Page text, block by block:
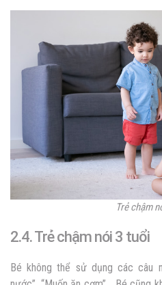
Trẻ chậm
2.4. Trẻ chậm nói 3 tuổi
Bé không thể sử dụng các câu